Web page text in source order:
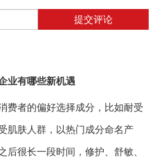
提交评论
业有哪些新机遇
费者的偏好选择成分，比如耐受
肌肤人群，以热门成分命名产
后很长一段时间，修护、舒敏、